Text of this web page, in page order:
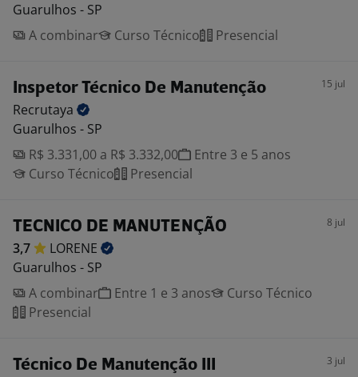
Guarulhos - SP
A combinar
Curso Técnico Presencial
Inspetor Técnico De Manutenção 15 jul
Recrutaya
Guarulhos - SP
R$ 3.331,00 a R$ 3.332,00
Entre 3 e 5 anos
Curso Técnico
Presencial
TECNICO DE MANUTENÇÃO 8 jul
3,7
LORENE
Guarulhos - SP
A combinar
Entre 1 e 3 anos
Curso Técnico
Presencial
Técnico De Manutenção III 3 jul